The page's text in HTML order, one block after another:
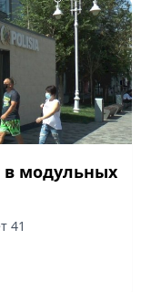
модульных
41